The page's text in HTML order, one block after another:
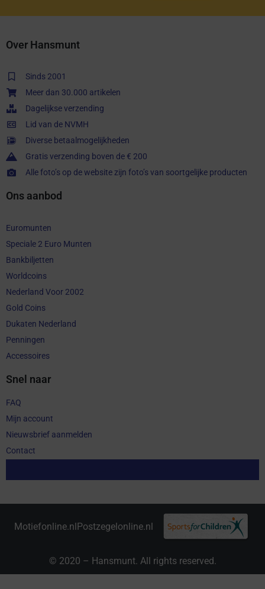
Over Hansmunt
Sinds 2001
Meer dan 30.000 artikelen
Dagelijkse verzending
Lid van de NVMH
Diverse betaalmogelijkheden
Gratis verzending boven de € 200
Alle foto’s op de website zijn foto’s van soortgelijke producten
Ons aanbod
Euromunten
Speciale 2 Euro Munten
Bankbiljetten
Worldcoins
Nederland Voor 2002
Gold Coins
Dukaten Nederland
Penningen
Accessoires
Snel naar
FAQ
Mijn account
Nieuwsbrief aanmelden
Contact
Motiefonline.nl Postzegelonline.nl
© 2020 – Hansmunt. All rights reserved.